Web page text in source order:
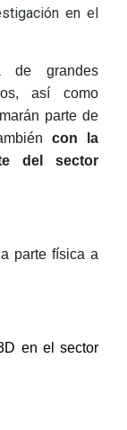
en el
de grandes
así como
parte de
con la
del sector
parte física a
en el sector